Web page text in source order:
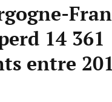
14 361
entre